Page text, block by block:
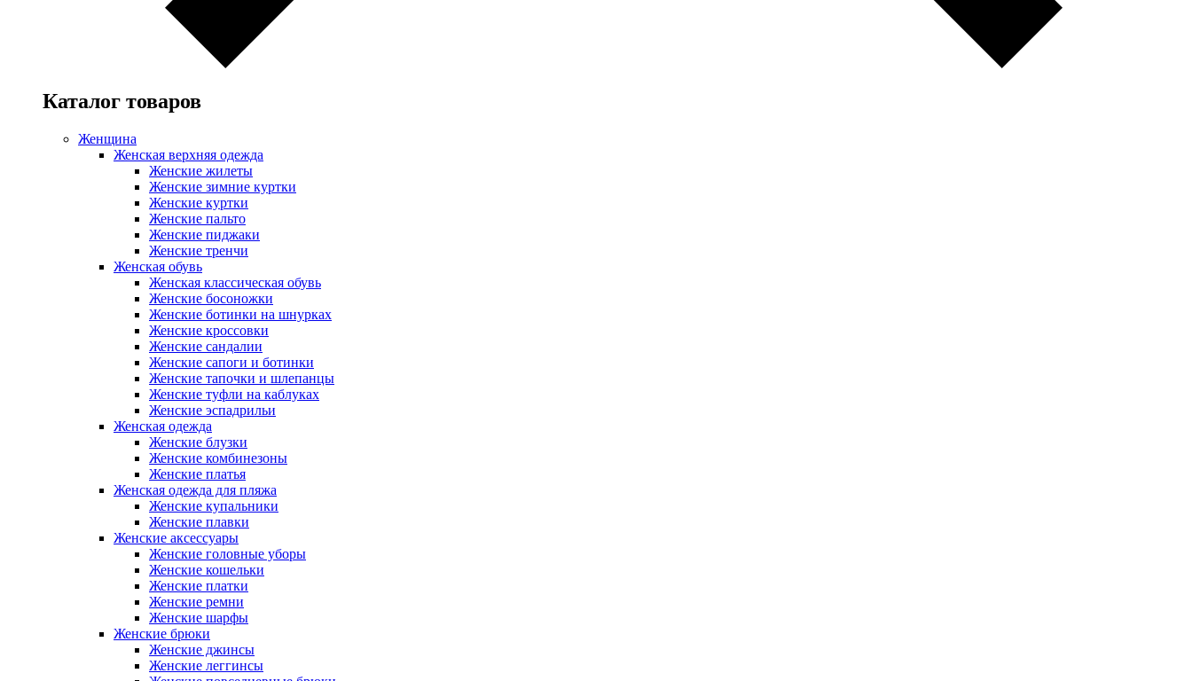
Каталог товаров
Женщина
Женская верхняя одежда
Женские жилеты
Женские зимние куртки
Женские куртки
Женские пальто
Женские пиджаки
Женские тренчи
Женская обувь
Женская классическая обувь
Женские босоножки
Женские ботинки на шнурках
Женские кроссовки
Женские сандалии
Женские сапоги и ботинки
Женские тапочки и шлепанцы
Женские туфли на каблуках
Женские эспадрильи
Женская одежда
Женские блузки
Женские комбинезоны
Женские платья
Женская одежда для пляжа
Женские купальники
Женские плавки
Женские аксессуары
Женские головные уборы
Женские кошельки
Женские платки
Женские ремни
Женские шарфы
Женские брюки
Женские джинсы
Женские леггинсы